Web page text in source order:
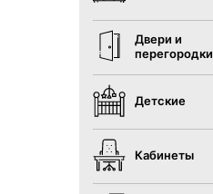
Двери и
перегородки
Детские
Кабинеты